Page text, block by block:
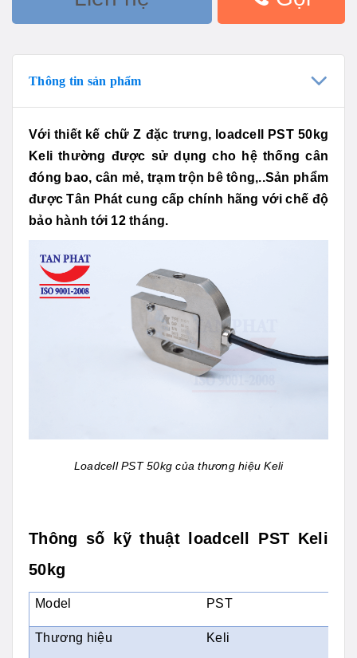
Thông tin sản phẩm
Với thiết kế chữ Z đặc trưng, loadcell PST 50kg
Keli thường được sử dụng cho hệ thống cân
đóng bao, cân mẻ, trạm trộn bê tông,..Sản phẩm
được Tân Phát cung cấp chính hãng với chế độ
bảo hành tới 12 tháng.
Loadcell PST 50kg của thương hiệu Keli
Thông số kỹ thuật loadcell PST Keli
50kg
Model PST
Thương hiệu Keli